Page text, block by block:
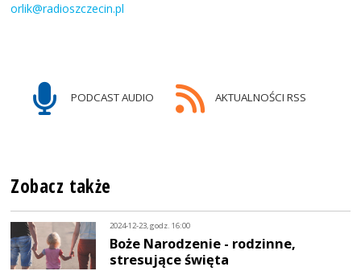
orlik@radioszczecin.pl
PODCAST AUDIO AKTUALNOŚCI RSS
Zobacz także
2024-12-23, godz. 16:00
Boże Narodzenie - rodzinne,
stresujące święta